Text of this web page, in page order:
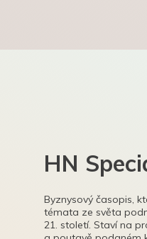
HN
Byznysový časopis,
témata ze světa
21. století. Staví na